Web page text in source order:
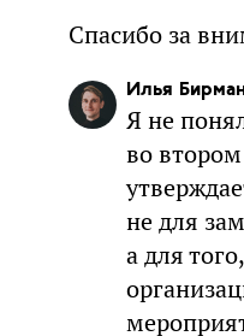
Спасибо за
Илья
Я не
во
не для
а для